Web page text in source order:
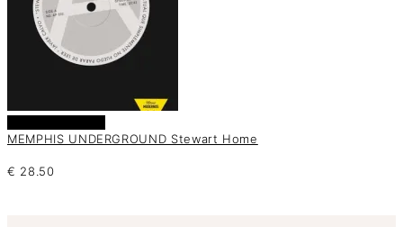
MEMPHIS UNDERGROUND Stewart Home
€ 28.50